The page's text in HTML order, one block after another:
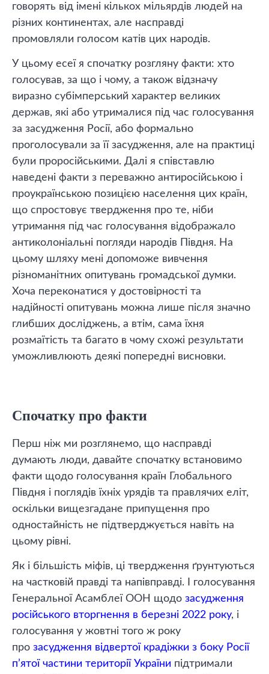
говорять від імені кількох мільярдів людей на
різних континентах, але насправді
промовляли голосом катів цих народів.
У цьому есеї я спочатку розгляну факти: хто
голосував, за що і чому, а також відзначу
виразно субімперський характер великих
держав, які або утрималися під час голосування
за засудження Росії, або формально
проголосували за її засудження, але на практиці
були проросійськими. Далі я співставлю
наведені факти з переважно антиросійською і
проукраїнською позицією населення цих країн,
що спростовує твердження про те, ніби
утримання під час голосування відображало
антиколоніальні погляди народів Півдня. На
цьому шляху мені допоможе вивчення
різноманітних опитувань громадської думки.
Хоча переконатися у достовірності та
надійності опитувань можна лише після значно
глибших досліджень, а втім, сама їхня
розмаїтість та багато в чому схожі результати
уможливлюють деякі попередні висновки.
Спочатку про факти
Перш ніж ми розглянемо, що насправді
думають люди, давайте спочатку встановимо
факти щодо голосування країн Глобального
Півдня і поглядів їхніх урядів та правлячих еліт,
оскільки вищезгадане припущення про
одностайність не підтверджується навіть на
цьому рівні.
Як і більшість міфів, ці твердження ґрунтуються
на частковій правді та напівправді. І голосування
Генеральної Асамблеї ООН щодо засудження
російського вторгнення в березні 2022 року, і
голосування у жовтні того ж року
про засудження відвертої крадіжки з боку Росії
п’ятої частини території України підтримали